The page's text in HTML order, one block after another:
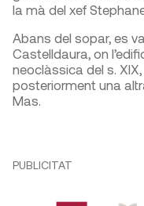
la mà del xef
Abans del sopar, es
Castelldaura, on
neoclàssica del s.
posteriorment una
Mas.
PUBLICITAT